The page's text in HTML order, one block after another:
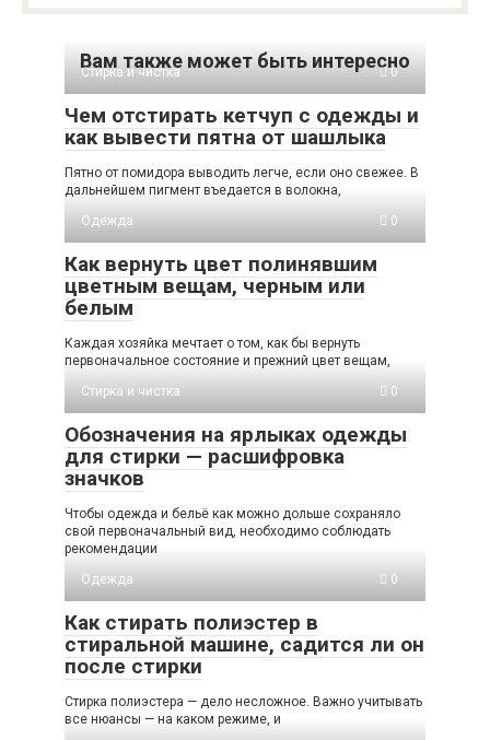
Вам также может быть интересно
Стирка и чистка 0
Чем отстирать кетчуп с одежды и
как вывести пятна от шашлыка
Пятно от помидора выводить легче, если оно свежее. В
дальнейшем пигмент въедается в волокна,
Одежда
0
Как вернуть цвет полинявшим
цветным вещам, черным или
белым
Каждая хозяйка мечтает о том, как бы вернуть
первоначальное состояние и прежний цвет вещам,
Стирка и чистка
0
Обозначения на ярлыках одежды
для стирки — расшифровка
значков
Чтобы одежда и бельё как можно дольше сохраняло
свой первоначальный вид, необходимо соблюдать
рекомендации
Одежда
0
Как стирать полиэстер в
стиральной машине, садится ли он
после стирки
Стирка полиэстера — дело несложное. Важно учитывать
все нюансы — на каком режиме, и